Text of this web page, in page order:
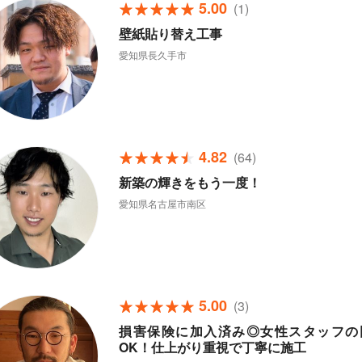
5.00 (1)
壁紙貼り替え工事
愛知県長久手市
4.82 (64)
新築の輝きをもう一度！
愛知県名古屋市南区
5.00 (3)
損害保険に加入済み◎女性スタッフの
OK！仕上がり重視で丁寧に施工